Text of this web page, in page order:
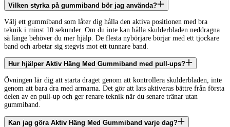
Vilken styrka på gummiband bör jag använda?
Välj ett gummiband som låter dig hålla den aktiva positionen med bra
teknik i minst 10 sekunder. Om du inte kan hålla skulderbladen neddragna
så länge behöver du mer hjälp. De flesta nybörjare börjar med ett tjockare
band och arbetar sig stegvis mot ett tunnare band.
Hur hjälper Aktiv Häng Med Gummiband med pull-ups?
Övningen lär dig att starta draget genom att kontrollera skulderbladen, inte
genom att bara dra med armarna. Det gör att lats aktiveras bättre från första
delen av en pull-up och ger renare teknik när du senare tränar utan
gummiband.
Kan jag göra Aktiv Häng Med Gummiband varje dag?